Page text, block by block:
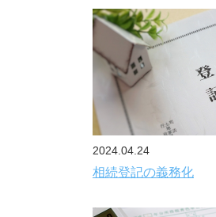
2024.04.24
相続登記の義務化